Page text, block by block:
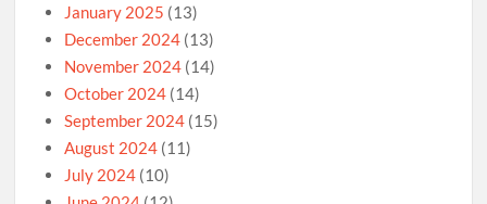
January 2025 (13)
December 2024 (13)
November 2024 (14)
October 2024 (14)
September 2024 (15)
August 2024 (11)
July 2024 (10)